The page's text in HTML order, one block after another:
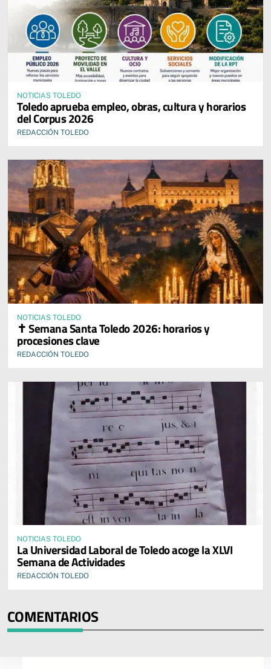
NOTICIAS TOLEDO
Toledo aprueba empleo, obras, cultura y horarios
del Corpus 2026
REDACCIÓN TOLEDO
NOTICIAS TOLEDO
✝️ Semana Santa Toledo 2026: horarios y
procesiones clave
REDACCIÓN TOLEDO
NOTICIAS TOLEDO
La Universidad Laboral de Toledo acoge la XLVI
Semana de Actividades
REDACCIÓN TOLEDO
COMENTARIOS